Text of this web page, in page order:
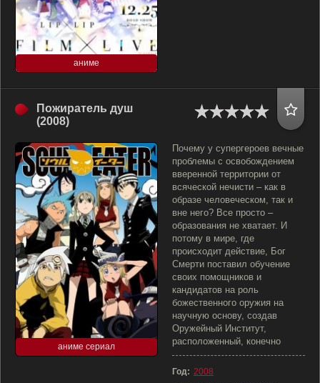
аниме
Пожиратель душ
(2008)
аниме сериал
Почему у супергероев вечные
проблемы с освобождением
вверенной территории от
всяческой нечисти – как в
образе человеческом, так и
вне него? Все просто –
образования не хватает. И
потому в мире, где
происходит действие, Бог
Смерти поставил обучение
своих помощников и
кандидатов на роль
божественного оружия на
научную основу, создав
Оружейный Институт,
расположенный, конечно
Год: 2008